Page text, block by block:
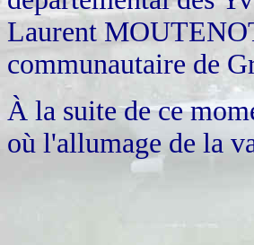
Laurent
communautaire de
À la suite de ce
où l'allumage de la